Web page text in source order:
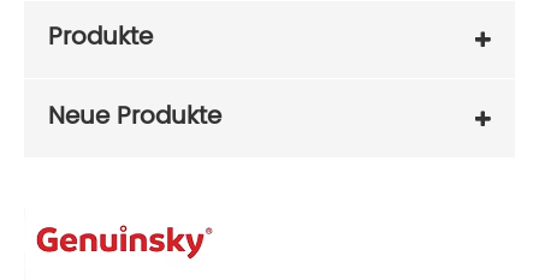
Produkte
Neue Produkte